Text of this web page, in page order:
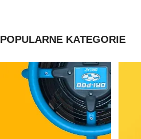
POPULARNE KATEGORIE